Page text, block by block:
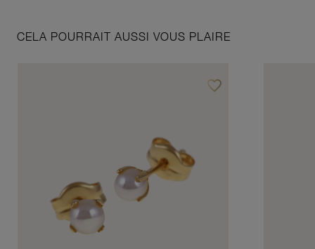
CELA POURRAIT AUSSI VOUS PLAIRE
favorite_borderAjouter à vos favoris